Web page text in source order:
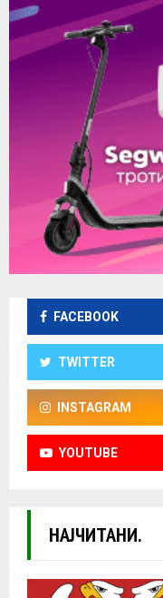
FACEBOOK
TWITTER
INSTAGRAM
YOUTUBE
НАЈЧИТАНИ.